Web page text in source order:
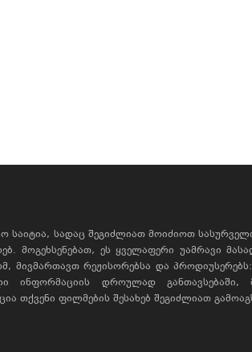
საიტია, სადაც შეგიძლიათ მოიძიოთ
მოგეხსენებათ, ეს ყველაფერი უამრავი
მივმართავთ რეჟისორებსა და
ინფორმაციის დროულად განთავსებაში,
თქვენი ფილმების შესახებ შეგიძლიათ